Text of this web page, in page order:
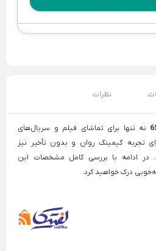
نظرات
نه تنها برای تماشای فیلم و سریال‌های
تجربه گیمینگ روان و بدون تأخیر نیز
در ادامه با بررسی کامل مشخصات این
درک خواهید کرد.